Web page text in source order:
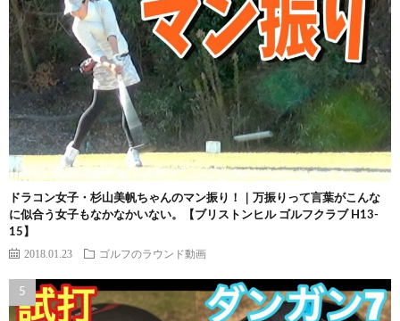
ドラコン女子・杉山美帆ちゃんのマン振り！｜万振りって言葉がこんな
に似合う女子もなかなかいない。【ブリストンヒル ゴルフクラブ H13-
15】
2018.01.23 ゴルフのラウンド動画